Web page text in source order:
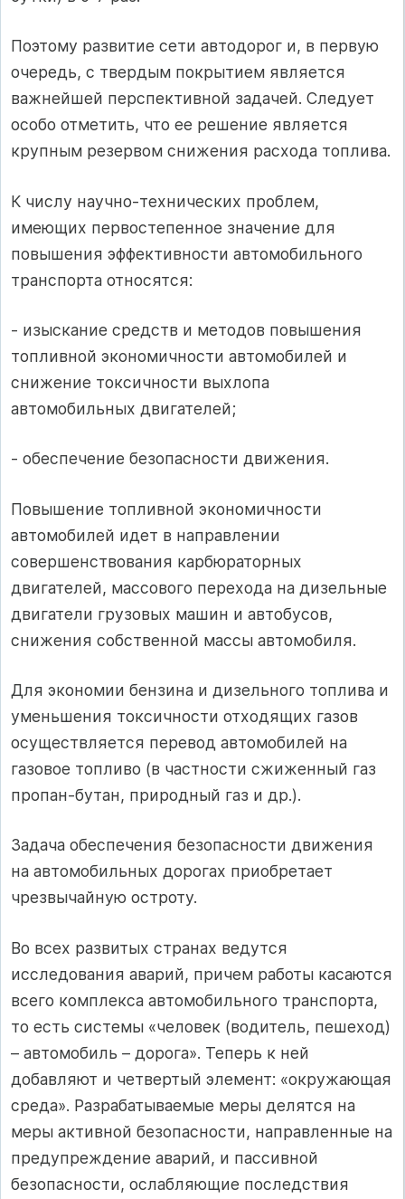
Поэтому развитие сети автодорог и, в первую
очередь, с твердым покрытием является
важнейшей перспективной задачей. Следует
особо отметить, что ее решение является
крупным резервом снижения расхода топлива.
К числу научно-технических проблем,
имеющих первостепенное значение для
повышения эффективности автомобильного
транспорта относятся:
- изыскание средств и методов повышения
топливной экономичности автомобилей и
снижение токсичности выхлопа
автомобильных двигателей;
- обеспечение безопасности движения.
Повышение топливной экономичности
автомобилей идет в направлении
совершенствования карбюраторных
двигателей, массового перехода на дизельные
двигатели грузовых машин и автобусов,
снижения собственной массы автомобиля.
Для экономии бензина и дизельного топлива и
уменьшения токсичности отходящих газов
осуществляется перевод автомобилей на
газовое топливо (в частности сжиженный газ
пропан-бутан, природный газ и др.).
Задача обеспечения безопасности движения
на автомобильных дорогах приобретает
чрезвычайную остроту.
Во всех развитых странах ведутся
исследования аварий, причем работы касаются
всего комплекса автомобильного транспорта,
то есть системы «человек (водитель, пешеход)
– автомобиль – дорога». Теперь к ней
добавляют и четвертый элемент: «окружающая
среда». Разрабатываемые меры делятся на
меры активной безопасности, направленные на
предупреждение аварий, и пассивной
безопасности, ослабляющие последствия